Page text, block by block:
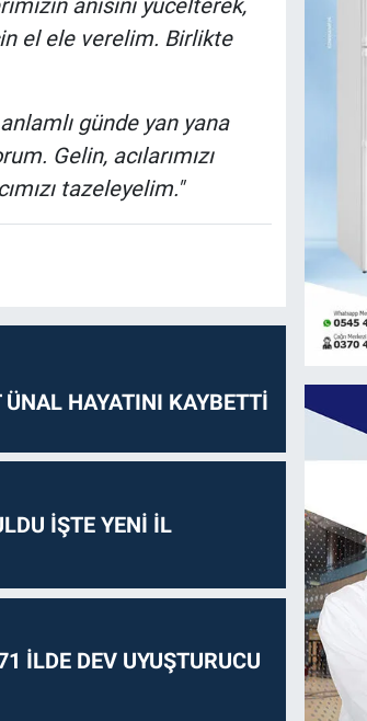
anısını yücelterek,
el ele verelim. Birlikte
günde yan yana
Gelin, acılarımızı
tazeleyelim."
ÜNAL HAYATINI KAYBETTİ
İŞTE YENİ İL
İLDE DEV UYUŞTURUCU